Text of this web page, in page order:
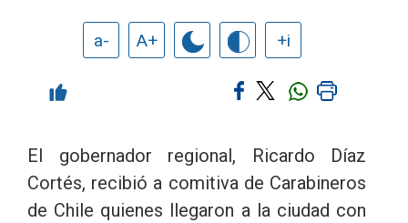
a- A+ +i
El gobernador regional, Ricardo Díaz
Cortés, recibió a comitiva de Carabineros
de Chile quienes llegaron a la ciudad con